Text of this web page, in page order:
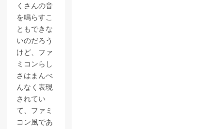
くさんの音
を鳴らすこ
ともできな
いのだろう
けど、ファ
ミコンらし
さはまんべ
んなく表現
されてい
て、ファミ
コン風であ